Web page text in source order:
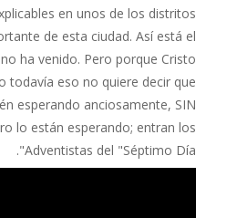
en unos de los distritos
de esta ciudad. Así está el
ha venido. Pero porque Cristo
todavía eso no quiere decir que
esperando anciosamente, SIN
lo están esperando; entran los
Adventistas del "Séptimo Día".